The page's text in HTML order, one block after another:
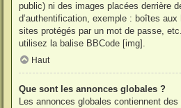
public) ni des images placées derrière
d’authentification, exemple : boîtes
sites protégés par un mot de passe,
utilisez la balise BBCode [img].
Haut
Que sont les annonces globales ?
Les annonces globales contiennent